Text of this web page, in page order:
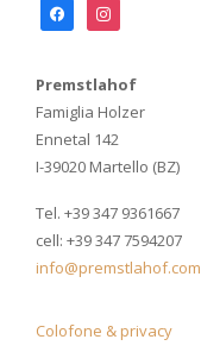
facebookinstagram
Premstlahof
Famiglia Holzer
Ennetal 142
I-39020 Martello (BZ)
Tel. +39 347 9361667
cell: +39 347 7594207
info@premstlahof.com
Colofone & privacy